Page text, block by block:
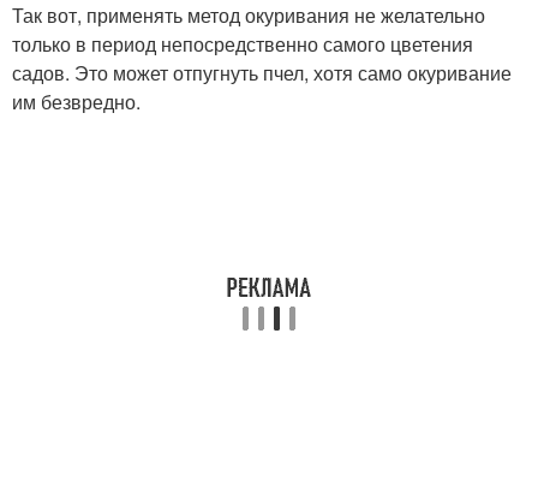
Так вот, применять метод окуривания не желательно
только в период непосредственно самого цветения
садов. Это может отпугнуть пчел, хотя само окуривание
им безвредно.